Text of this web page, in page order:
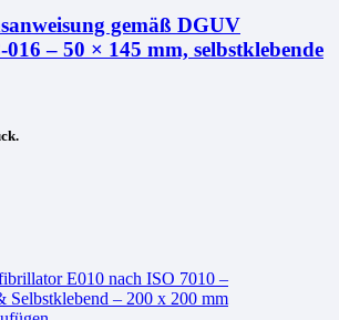
gemäß DGUV
– 50 × 145 mm, selbstklebende